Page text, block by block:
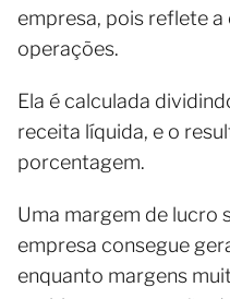
empresa, pois reflete a
operações.
Ela é calculada
receita líquida, e o
porcentagem.
Uma margem de lucro
empresa consegue
enquanto margens